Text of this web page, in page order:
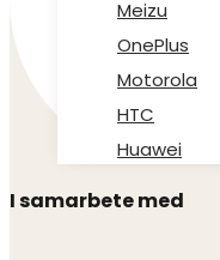
Meizu
OnePlus
Motorola
HTC
Huawei
I samarbete med